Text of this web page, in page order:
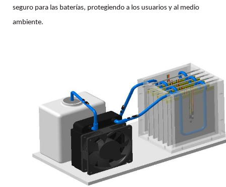
seguro para las baterías, protegiendo a los usuarios y al medio
ambiente.